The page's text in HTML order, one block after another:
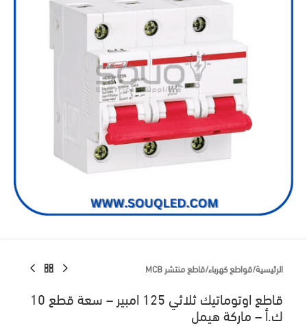
الرئيسية/قواطع كهرباء/قاطع منتشر MCB
قاطع اوتوماتيك ثلاثي 125 امبير – سعة قطع 10
ك.أ – ماركة هيمل